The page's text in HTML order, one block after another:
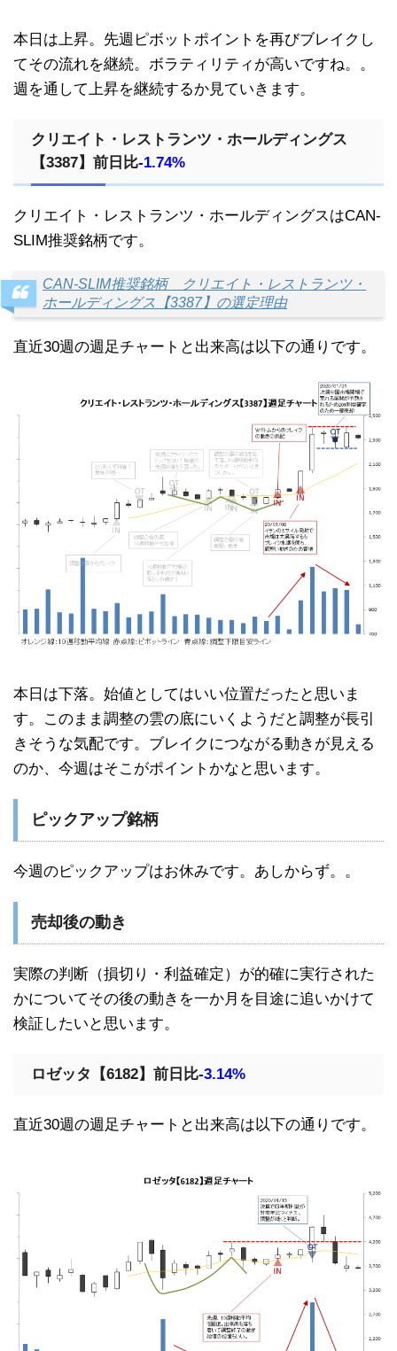
本日は上昇。先週ピボットポイントを再びブレイクし
てその流れを継続。ボラティリティが高いですね。。
週を通して上昇を継続するか見ていきます。
クリエイト・レストランツ・ホールディングス
【3387】前日比-1.74%
クリエイト・レストランツ・ホールディングスはCAN-
SLIM推奨銘柄です。
CAN-SLIM推奨銘柄 クリエイト・レストランツ・
ホールディングス【3387】の選定理由
直近30週の週足チャートと出来高は以下の通りです。
本日は下落。始値としてはいい位置だったと思いま
す。このまま調整の雲の底にいくようだと調整が長引
きそうな気配です。ブレイクにつながる動きが見える
のか、今週はそこがポイントかなと思います。
ピックアップ銘柄
今週のピックアップはお休みです。あしからず。。
売却後の動き
実際の判断（損切り・利益確定）が的確に実行された
かについてその後の動きを一か月を目途に追いかけて
検証したいと思います。
ロゼッタ【6182】前日比-3.14%
直近30週の週足チャートと出来高は以下の通りです。